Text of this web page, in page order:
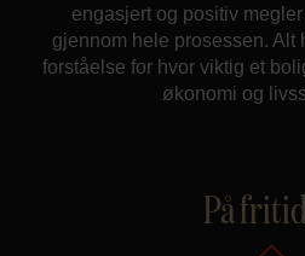
engasjert og positiv
gjennom hele prosessen. Alt
forståelse for hvor viktig et
økonomi og
På